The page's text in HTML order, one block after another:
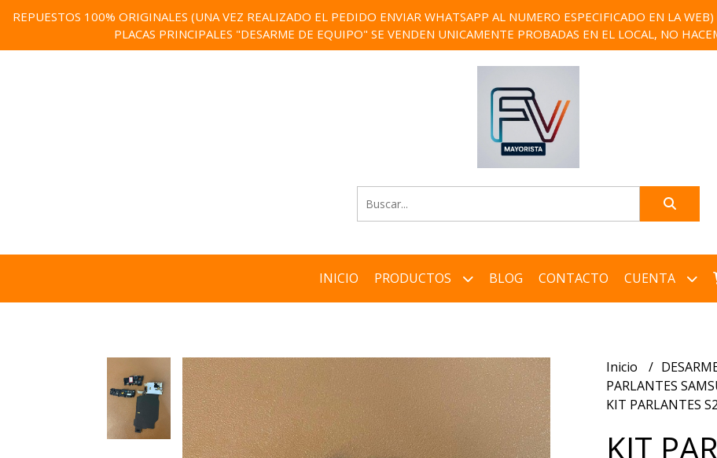
REPUESTOS 100% ORIGINALES (UNA VEZ REALIZADO EL PEDIDO ENVIAR WHATSAPP AL NUMERO ESPECIFICADO EN LA
PLACAS PRINCIPALES "DESARME DE EQUIPO" SE VENDEN UNICAMENTE PROBADAS EN EL LOCAL, NO
INICIO PRODUCTOS BLOG CONTACTO CUENTA
Inicio
PARLANTES
KIT PARLANTES
KIT